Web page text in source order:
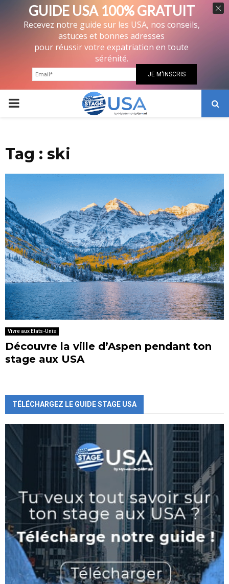
PRIMARY
Tag : ski
Vivre aux Etats-Unis
Découvre la ville d’Aspen pendant ton
stage aux USA
TÉLÉCHARGEZ LE GUIDE STAGE USA
GUIDE USA 100% GRATUIT
Recevez notre guide sur les USA, nos conseils,
astuces et bonnes adresses
pour réussir votre expatriation en toute
sérénité.